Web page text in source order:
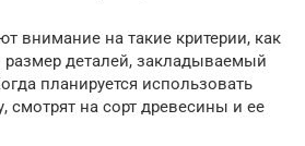
внимание на такие критерии, как
размер деталей, закладываемый
планируется использовать
смотрят на сорт древесины и ее